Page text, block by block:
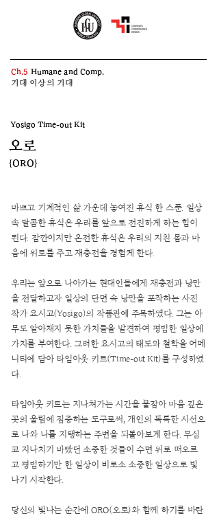
Ch.5 Humane and Comp.
기대 이상의 기대
Yosigo Time-out Kit
​오로
{ORO}
바쁘고 기계적인 삶 가운데 놓여진 휴식 한 스푼. 일상
속 달콤한 휴식은 우리를 앞으로 전진하게 하는 힘이
된다. 잠깐이지만 온전한 휴식은 우리의 지친 몸과 마
음에 위로를 주고 재충전을 경험케 한다.
우리는 앞으로 나아가는 현대인들에게 재충전과 낭만
을 전달하고자 일상의 단면 속 낭만을 포착하는 사진
작가 요시고(Yosigo)의 작품관에 주목하였다. 그는 아
무도 알아채지 못한 가치들을 발견하여 평범한 일상에
가치를 부여한다. 그러한 요시고의 태도와 철학을 어메
니티에 담아 타임아웃 키트(Time-out Kit)를 구성하였
다.
타임아웃 키트는 지나쳐가는 시간을 붙잡아 마음 깊은
곳의 울림에 집중하는 도구로써, 개인의 독특한 시선으
로 나와 나를 지탱하는 주변을 되돌아보게 한다. 무심
코 지나치기 바빴던 소중한 것들이 수면 위로 떠오르
고 평범하기만 한 일상이 비로소 소중한 일상으로 빛
나기 시작한다.
당신의 빛나는 순간에 ORO(오로)와 함께 하기를 바란